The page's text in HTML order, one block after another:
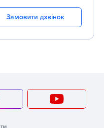
Замовити дзвінок